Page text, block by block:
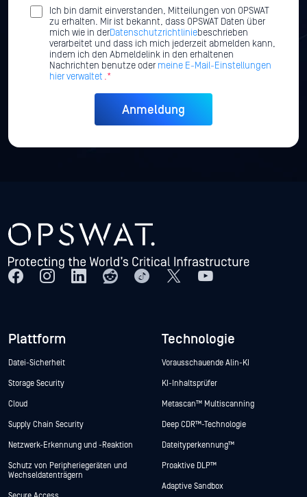
Ich bin damit einverstanden, Mitteilungen von OPSWAT
zu erhalten. Mir ist bekannt, dass OPSWAT Daten über
mich wie in derDatenschutzrichtliniebeschrieben
verarbeitet und dass ich mich jederzeit abmelden kann,
indem ich den Abmeldelink in den erhaltenen
Nachrichten benutze oder meine E-Mail-Einstellungen
hier verwaltet .*
Plattform
Datei-Sicherheit
Storage Security
Cloud
Supply Chain Security
Netzwerk-Erkennung und -Reaktion
Schutz von Peripheriegeräten und
Wechseldatenträgern
Technologie
Vorausschauende Alin-KI
KI-Inhaltsprüfer
Metascan™ Multiscanning
Deep CDR™-Technologie
Dateityperkennung™
Proaktive DLP™
Adaptive Sandbox